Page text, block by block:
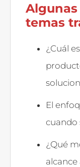
temas
¿Cuál
El
cuando
¿Qué